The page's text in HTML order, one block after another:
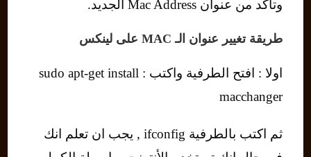
وتأكد من عنوان Mac Address الجديد.
طريقة تغيير عنوان الـ MAC على لينكس
اولا : افتح الطرفية واكتب : sudo apt-get install
macchanger
ثم اكتب بالطرفية ifconfig , يجب ان تعلم انك